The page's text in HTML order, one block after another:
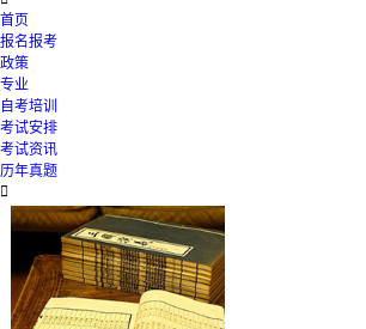
首页
报名报考
政策
专业
自考培训
考试安排
考试资讯
历年真题
